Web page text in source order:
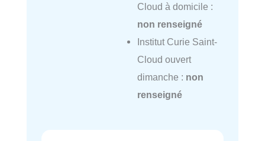
Cloud à domicile :
non renseigné
Institut Curie Saint-
Cloud ouvert
dimanche : non
renseigné